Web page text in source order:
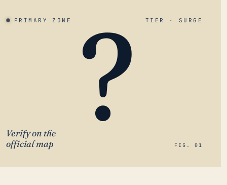
PRIMARY ZONE TIER · SURGE
?
Verify on the
official map
FIG. 01